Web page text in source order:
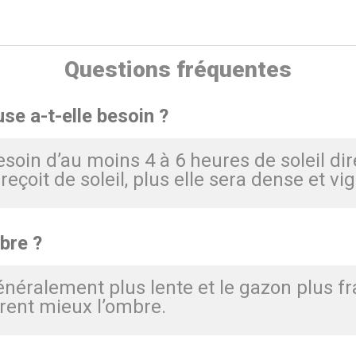
Questions fréquentes
a-t-elle besoin ?
d’au moins 4 à 6 heures de soleil
de soleil, plus elle sera dense et
?
plus lente et le gazon plus
mieux l’ombre.